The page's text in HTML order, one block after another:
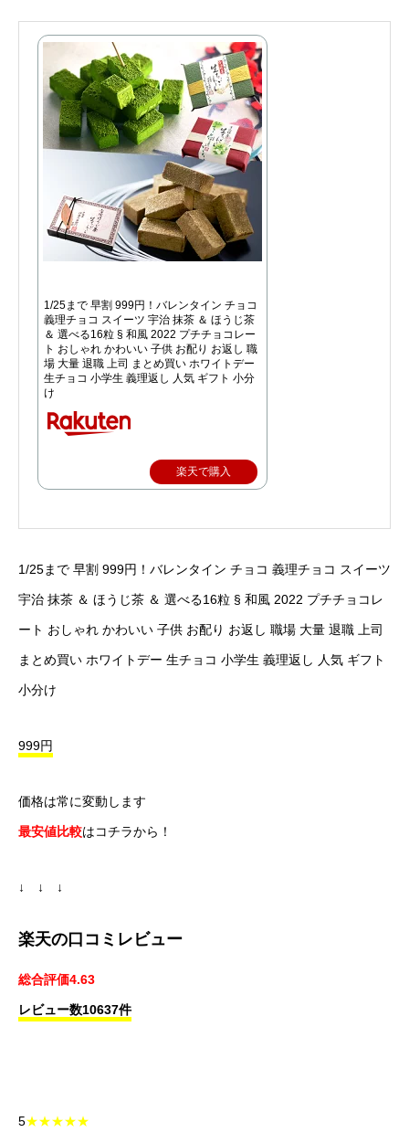
1/25まで 早割 999円！バレンタイン チョコ
義理チョコ スイーツ 宇治 抹茶 ＆ ほうじ茶
＆ 選べる16粒 § 和風 2022 プチチョコレー
ト おしゃれ かわいい 子供 お配り お返し 職
場 大量 退職 上司 まとめ買い ホワイトデー
生チョコ 小学生 義理返し 人気 ギフト 小分
け
楽天で購入
1/25まで 早割 999円！バレンタイン チョコ 義理チョコ スイーツ
宇治 抹茶 ＆ ほうじ茶 ＆ 選べる16粒 § 和風 2022 プチチョコレ
ート おしゃれ かわいい 子供 お配り お返し 職場 大量 退職 上司
まとめ買い ホワイトデー 生チョコ 小学生 義理返し 人気 ギフト
小分け
999円
価格は常に変動します
最安値比較はコチラから！
↓ ↓ ↓
楽天の口コミレビュー
総合評価4.63
レビュー数10637件
5★★★★★